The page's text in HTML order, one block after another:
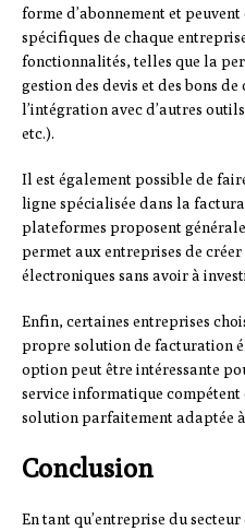
forme d’abonnement et
spécifiques de chaque
fonctionnalités, telles que la
gestion des devis et des bons
l’intégration avec d’autres
etc.).
Il est également possible de
ligne spécialisée dans la
plateformes proposent
permet aux entreprises de créer
électroniques sans avoir à
Enfin, certaines entreprises
propre solution de facturation
option peut être intéressante
service informatique compétent
solution parfaitement adaptée
Conclusion
En tant qu’entreprise du